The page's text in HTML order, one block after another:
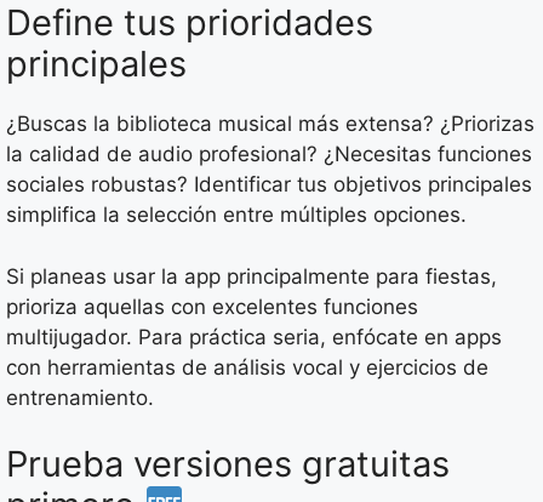
Define tus prioridades
principales
¿Buscas la biblioteca musical más extensa? ¿Priorizas
la calidad de audio profesional? ¿Necesitas funciones
sociales robustas? Identificar tus objetivos principales
simplifica la selección entre múltiples opciones.
Si planeas usar la app principalmente para fiestas,
prioriza aquellas con excelentes funciones
multijugador. Para práctica seria, enfócate en apps
con herramientas de análisis vocal y ejercicios de
entrenamiento.
Prueba versiones gratuitas